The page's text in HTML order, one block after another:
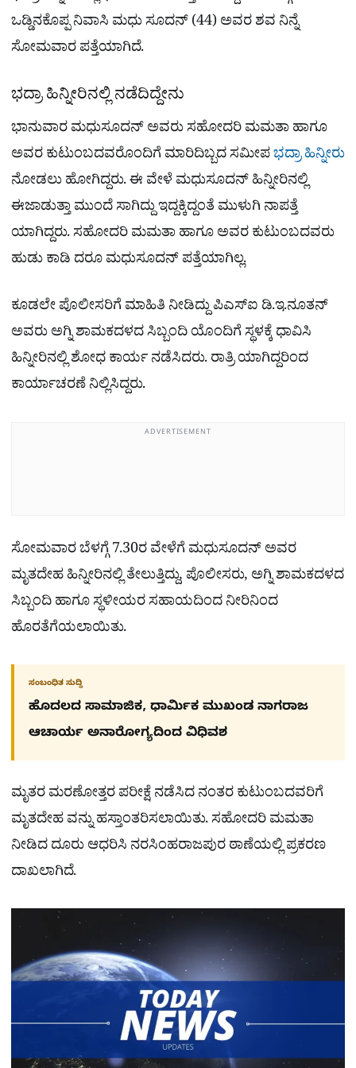
ಒಡ್ಡಿನಕೊಪ್ಪ ನಿವಾಸಿ ಮಧು ಸೂದನ್ (44) ಅವರ ಶವ ನಿನ್ನೆ
ಸೋಮವಾರ ಪತ್ತೆಯಾಗಿದೆ.
ಭದ್ರಾ ಹಿನ್ನೀರಿನಲ್ಲಿ ನಡೆದಿದ್ದೇನು
ಭಾನುವಾರ ಮಧುಸೂದನ್ ಅವರು ಸಹೋದರಿ ಮಮತಾ ಹಾಗೂ
ಅವರ ಕುಟುಂಬದವರೊಂದಿಗೆ ಮಾರಿದಿಬ್ಬದ ಸಮೀಪಭದ್ರಾ ಹಿನ್ನೀರು
ನೋಡಲು ಹೋಗಿದ್ದರು. ಈ ವೇಳೆ ಮಧುಸೂದನ್ ಹಿನ್ನೀರಿನಲ್ಲಿ
ಈಜಾಡುತ್ತಾ ಮುಂದೆ ಸಾಗಿದ್ದು ಇದ್ದಕ್ಕಿದ್ದಂತೆ ಮುಳುಗಿ ನಾಪತ್ತೆ
ಯಾಗಿದ್ದರು. ಸಹೋದರಿ ಮಮತಾ ಹಾಗೂ ಅವರ ಕುಟುಂಬದವರು
ಹುಡು ಕಾಡಿ ದರೂ ಮಧುಸೂದನ್ ಪತ್ತೆಯಾಗಿಲ್ಲ.
ಕೂಡಲೇ ಪೊಲೀಸರಿಗೆ ಮಾಹಿತಿ ನೀಡಿದ್ದು ಪಿಎಸ್‌ಐ ಡಿ.ಇ.ನೂತನ್
ಅವರು ಅಗ್ನಿ ಶಾಮಕದಳದ ಸಿಬ್ಬಂದಿ ಯೊಂದಿಗೆ ಸ್ಥಳಕ್ಕೆ ಧಾವಿಸಿ
ಹಿನ್ನೀರಿನಲ್ಲಿ ಶೋಧ ಕಾರ್ಯ ನಡೆಸಿದರು. ರಾತ್ರಿ ಯಾಗಿದ್ದರಿಂದ
ಕಾರ್ಯಾಚರಣೆ ನಿಲ್ಲಿಸಿದ್ದರು.
ADVERTISEMENT
ಸೋಮವಾರ ಬೆಳಗ್ಗೆ 7.30ರ ವೇಳೆಗೆ ಮಧುಸೂದನ್ ಅವರ
ಮೃತದೇಹ ಹಿನ್ನೀರಿನಲ್ಲಿ ತೇಲುತ್ತಿದ್ದು, ಪೊಲೀಸರು, ಅಗ್ನಿ ಶಾಮಕದಳದ
ಸಿಬ್ಬಂದಿ ಹಾಗೂ ಸ್ಥಳೀಯರ ಸಹಾಯದಿಂದ ನೀರಿನಿಂದ
ಹೊರತೆಗೆಯಲಾಯಿತು.
ಸಂಬಂಧಿತ ಸುದ್ದಿ
ಹೊದಲದ ಸಾಮಾಜಿಕ, ಧಾರ್ಮಿಕ ಮುಖಂಡ ನಾಗರಾಜ
ಆಚಾರ್ಯ ಅನಾರೋಗ್ಯದಿಂದ ವಿಧಿವಶ
ಮೃತರ ಮರಣೋತ್ತರ ಪರೀಕ್ಷೆ ನಡೆಸಿದ ನಂತರ ಕುಟುಂಬದವರಿಗೆ
ಮೃತದೇಹ ವನ್ನು ಹಸ್ತಾಂತರಿಸಲಾಯಿತು. ಸಹೋದರಿ ಮಮತಾ
ನೀಡಿದ ದೂರು ಆಧರಿಸಿ ನರಸಿಂಹರಾಜಪುರ ಠಾಣೆಯಲ್ಲಿ ಪ್ರಕರಣ
ದಾಖಲಾಗಿದೆ.